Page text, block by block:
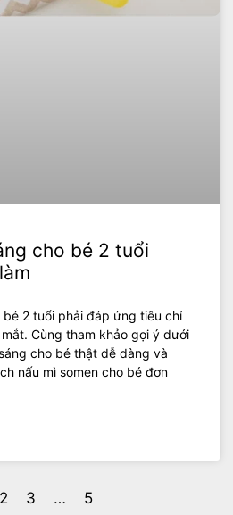
cho bé 2 tuổi
bé 2 tuổi phải đáp ứng tiêu chí
Cùng tham khảo gợi ý dưới
cho bé thật dễ dàng và
nấu mì somen cho bé đơn
2 3 … 5